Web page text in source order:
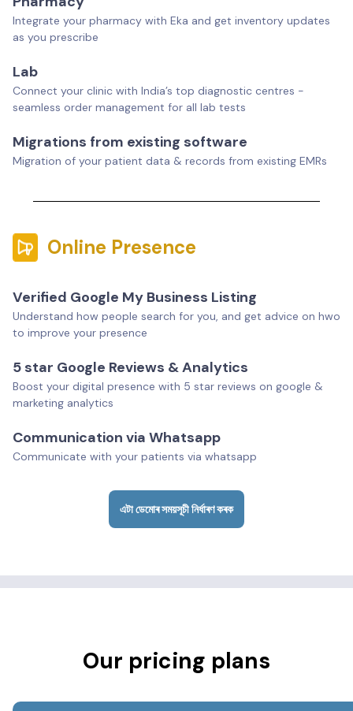
Integrate your pharmacy with Eka and get inventory updates
as you prescribe
Lab
Connect your clinic with India’s top diagnostic centres -
seamless order management for all lab tests
Migrations from existing software
Migration of your patient data & records from existing EMRs
Online Presence
Verified Google My Business Listing
Understand how people search for you, and get advice on hwo
to improve your presence
5 star Google Reviews & Analytics
Boost your digital presence with 5 star reviews on google &
marketing analytics
Communication via Whatsapp
Communicate with your patients via whatsapp
এটা ডেমোৰ সময়সূচী নিৰ্ধাৰণ কৰক
Our pricing plans